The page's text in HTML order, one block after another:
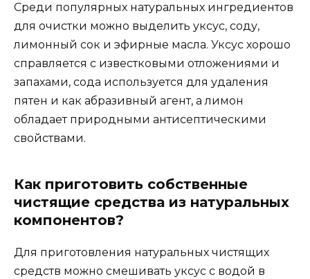
Среди популярных натуральных ингредиентов
для очистки можно выделить уксус, соду,
лимонный сок и эфирные масла. Уксус хорошо
справляется с известковыми отложениями и
запахами, сода используется для удаления
пятен и как абразивный агент, а лимон
обладает природными антисептическими
свойствами.
Как приготовить собственные
чистящие средства из натуральных
компонентов?
Для приготовления натуральных чистящих
средств можно смешивать уксус с водой в